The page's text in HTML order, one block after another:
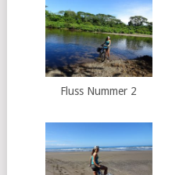
Fluss Nummer 2